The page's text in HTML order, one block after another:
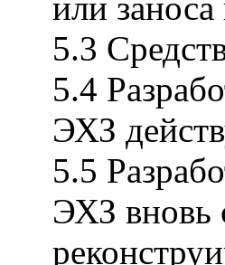
или
5.3
5.4
ЭХЗ
5.5
ЭХЗ вновь